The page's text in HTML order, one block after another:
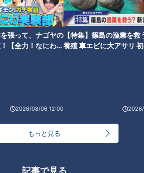
張って、ナゴヤの
【全力！なにわ実
2026/08/06 12:00
【特集】篠島の漁業を救
養殖 車エビに大アサリ
もっと見る
記事で見る
残され
「立浪監督との関係が良くない
のでは？」ド直球質問に竜選手
５人が答えた真実
図！？
手コー
“石川昂弥、龍空は自らの力でレ
ギュラーの座を掴み取れ！”名手
荒木雅博がドラ開幕内野陣を大
胆予想！